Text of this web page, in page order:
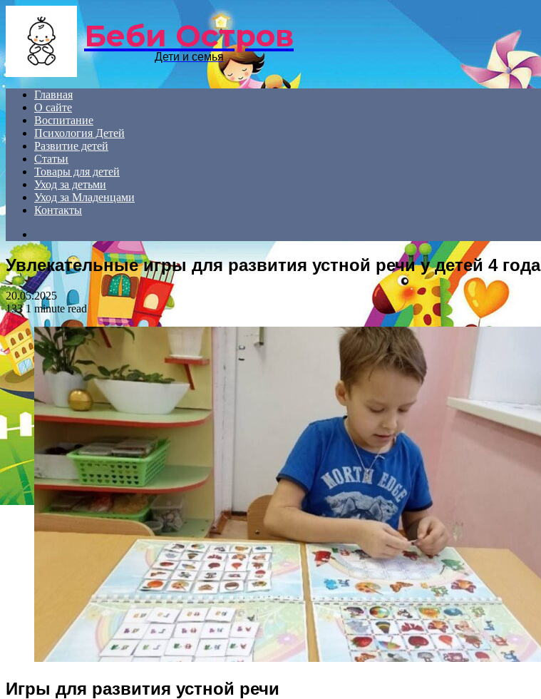
Беби Остров
Дети и семья
Главная
О сайте
Воспитание
Психология Детей
Развитие детей
Статьи
Товары для детей
Уход за детьми
Уход за Младенцами
Контакты
for
Увлекательные игры для развития устной речи у детей 4 года
20.05.2025
1331 minute read
Игры для развития устной речи